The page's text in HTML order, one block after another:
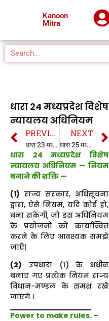
Kanoon
Mitra
धारा 24 मध्यप्रदेश विशेष
न्यायलय अधिनियम
PREVIOUS
धारा 23 मध्यप्रदेश विशेष न्यायलय अधिनियम
NEXT
धारा 25 मध्यप्रदेश विशेष न्यायलय अधिनियम
धारा 24 मध्यप्रदेश विशेष
न्यायलय अधिनियम — नियम
बनाने की शक्ति —
(1) राज्य सरकार, अधिसूचना
द्वारा, ऐसे नियम, यदि कोई हो,
बना सकेगी, जो इस अधिनियम
के प्रयोजनों को कार्यान्वित
करने के लिए आवश्यक समझे
जाएँ|
(2) उपधारा (1) के अधीन
बनाए गए प्रत्येक नियम राज्य
विधान-मण्डल के समक्ष रखे
जाएंगे ।
Power to make rules. –